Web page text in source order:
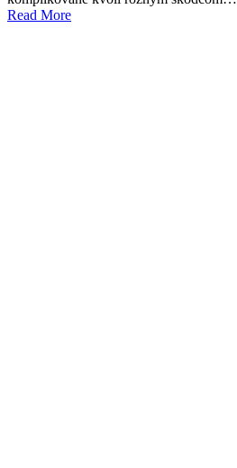
Read More